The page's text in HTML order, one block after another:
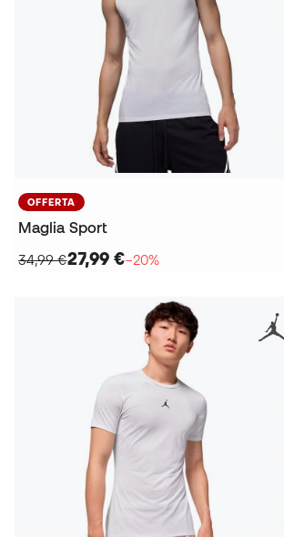
OFFERTA
Maglia Sport
34,99 €27,99 €−20%